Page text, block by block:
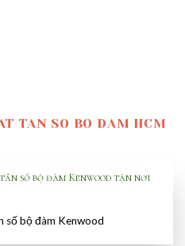
TAN SO BO DAM HCM
số bộ đàm Kenwood tận nơi
số bộ đàm Kenwood